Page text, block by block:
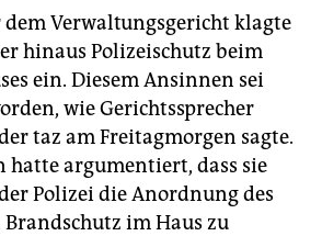
Verwaltungsgericht klagte
hinaus Polizeischutz beim
ein. Diesem Ansinnen sei
wie Gerichtssprecher
taz am Freitagmorgen sagte.
hatte argumentiert, dass sie
Polizei die Anordnung des
im Haus zu